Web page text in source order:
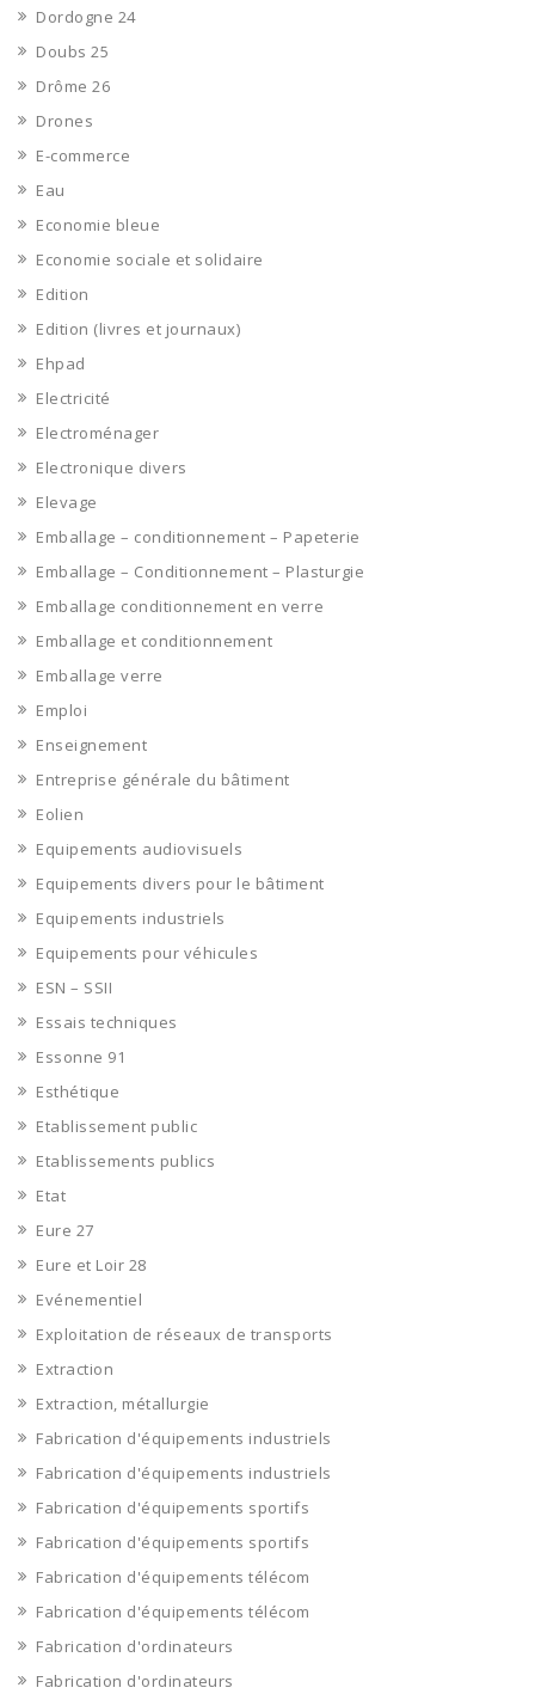
Dordogne 24
Doubs 25
Drôme 26
Drones
E-commerce
Eau
Economie bleue
Economie sociale et solidaire
Edition
Edition (livres et journaux)
Ehpad
Electricité
Electroménager
Electronique divers
Elevage
Emballage – conditionnement – Papeterie
Emballage – Conditionnement – Plasturgie
Emballage conditionnement en verre
Emballage et conditionnement
Emballage verre
Emploi
Enseignement
Entreprise générale du bâtiment
Eolien
Equipements audiovisuels
Equipements divers pour le bâtiment
Equipements industriels
Equipements pour véhicules
ESN – SSII
Essais techniques
Essonne 91
Esthétique
Etablissement public
Etablissements publics
Etat
Eure 27
Eure et Loir 28
Evénementiel
Exploitation de réseaux de transports
Extraction
Extraction, métallurgie
Fabrication d'équipements industriels
Fabrication d'équipements industriels
Fabrication d'équipements sportifs
Fabrication d'équipements sportifs
Fabrication d'équipements télécom
Fabrication d'équipements télécom
Fabrication d'ordinateurs
Fabrication d'ordinateurs